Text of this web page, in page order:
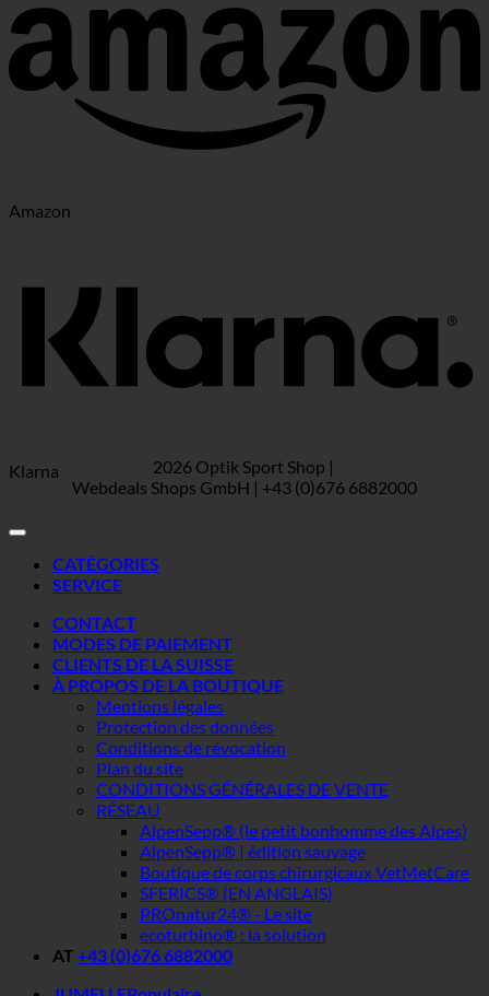
Amazon
Klarna
2026 Optik Sport Shop |
Webdeals Shops GmbH | +43 (0)676 6882000
CATÉGORIES
SERVICE
CONTACT
MODES DE PAIEMENT
CLIENTS DE LA SUISSE
À PROPOS DE LA BOUTIQUE
Mentions légales
Protection des données
Conditions de révocation
Plan du site
CONDITIONS GÉNÉRALES DE VENTE
RÉSEAU
AlpenSepp® (le petit bonhomme des Alpes)
AlpenSepp® | édition sauvage
Boutique de corps chirurgicaux VetMetCare
SFERICS® (EN ANGLAIS)
PROnatur24® - Le site
ecoturbino® : la solution
AT +43 (0)676 6882000